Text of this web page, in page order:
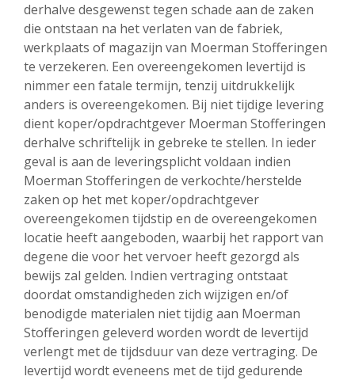
derhalve desgewenst tegen schade aan de zaken
die ontstaan na het verlaten van de fabriek,
werkplaats of magazijn van Moerman Stofferingen
te verzekeren. Een overeengekomen levertijd is
nimmer een fatale termijn, tenzij uitdrukkelijk
anders is overeengekomen. Bij niet tijdige levering
dient koper/opdrachtgever Moerman Stofferingen
derhalve schriftelijk in gebreke te stellen. In ieder
geval is aan de leveringsplicht voldaan indien
Moerman Stofferingen de verkochte/herstelde
zaken op het met koper/opdrachtgever
overeengekomen tijdstip en de overeengekomen
locatie heeft aangeboden, waarbij het rapport van
degene die voor het vervoer heeft gezorgd als
bewijs zal gelden. Indien vertraging ontstaat
doordat omstandigheden zich wijzigen en/of
benodigde materialen niet tijdig aan Moerman
Stofferingen geleverd worden wordt de levertijd
verlengt met de tijdsduur van deze vertraging. De
levertijd wordt eveneens met de tijd gedurende